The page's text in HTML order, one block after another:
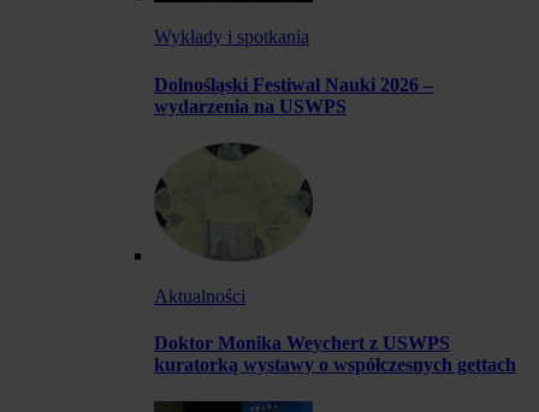
Wykłady i spotkania
Dolnośląski Festiwal Nauki 2026 –
wydarzenia na USWPS
Aktualności
Doktor Monika Weychert z USWPS
kuratorką wystawy o współczesnych gettach